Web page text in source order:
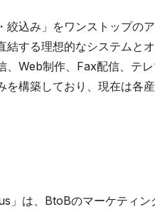
込み」をワンストップの
する理想的なシステムと
Web制作、Fax配信、テレ
構築しており、現在は各
」は、BtoBのマーケティ